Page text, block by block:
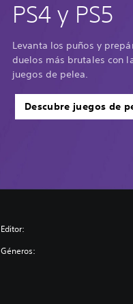
PS4 y PS5
Levanta los puños y
duelos más brutales con
juegos de pelea.
Descubre juegos de
Editor:
Géneros: